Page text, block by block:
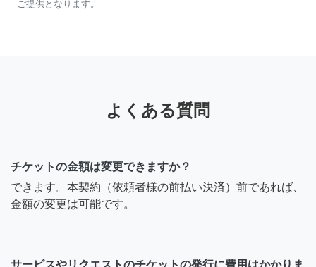
ご提供となります。
よくある質問
チケットの金額は変更できますか？
できます。本契約（依頼者様の前払い決済）前であれば、
金額の変更は可能です。
サービスやリクエストのチケットの発行に費用はかかりま